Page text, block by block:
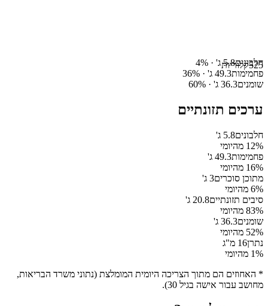
525קלוריותחלבונים5.8ג' · 4%
פחמימות49.3 ג' · 36%
שומנים36.3 ג' · 60%
ערכים תזונתיים
חלבונים5.8 ג'
12% מהיומי
פחמימות49.3 ג'
16% מהיומי
מתוכן סוכרים3 ג'
6% מהיומי
סיבים תזונתיים20.8 ג'
83% מהיומי
שומנים36.3 ג'
52% מהיומי
נתרן16 מ"ג
1% מהיומי
* האחוזים הם מתוך הצריכה היומית המומלצת (נתוני משרד הבריאות,
מחושב עבור אישה בגיל 30).